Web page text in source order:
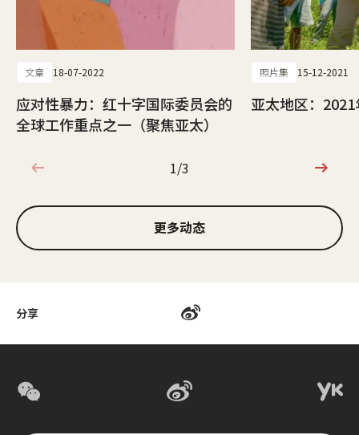
分享
文章 18-07-2022
应对性暴力：红十字国际委员会的
全球工作重点之一（聚焦亚太）
照片集 15-12-2021
亚太地区：
1/3
1/3
更多动态